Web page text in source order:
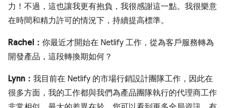
力！不過，這也讓我更有抱負，我很感謝這一點。我很樂意
在時間和精力許可的情況下，持續提高標準。
Rachel： 你最近才開始在 Netlify 工作，從為客戶服務轉為
開發產品，這段轉換期如何？
Lynn： 我目前在 Netlify 的市場行銷設計團隊工作，因此在
很多方面，我的工作都與我們為產品團隊執行的代理商工作